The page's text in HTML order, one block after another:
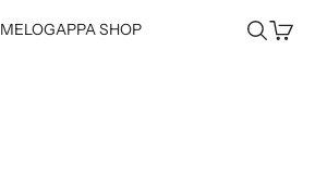
MELOGAPPA SHOP
検索カート